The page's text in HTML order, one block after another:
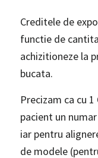
Creditele de
functie de
achizitioneze la
bucata.
Precizam ca cu
pacient un
iar pentru
de modele